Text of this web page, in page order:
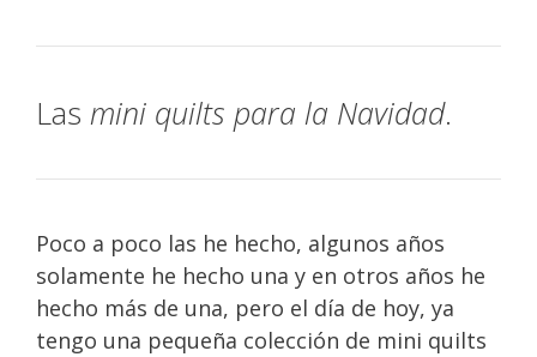
Las mini quilts para la Navidad.
Poco a poco las he hecho, algunos años
solamente he hecho una y en otros años he
hecho más de una, pero el día de hoy, ya
tengo una pequeña colección de mini quilts